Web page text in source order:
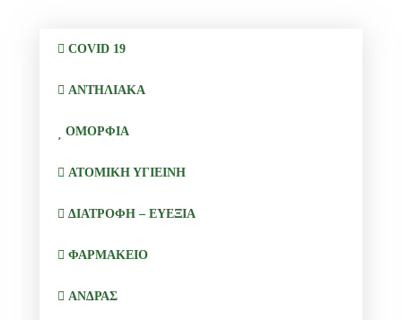
COVID 19
ΑΝΤΗΛΙΑΚΑ
ΟΜΟΡΦΙΑ
ΑΤΟΜΙΚΗ ΥΓΙΕΙΝΗ
ΔΙΑΤΡΟΦΗ – ΕΥΕΞΙΑ
ΦΑΡΜΑΚΕΙΟ
ΑΝΔΡΑΣ